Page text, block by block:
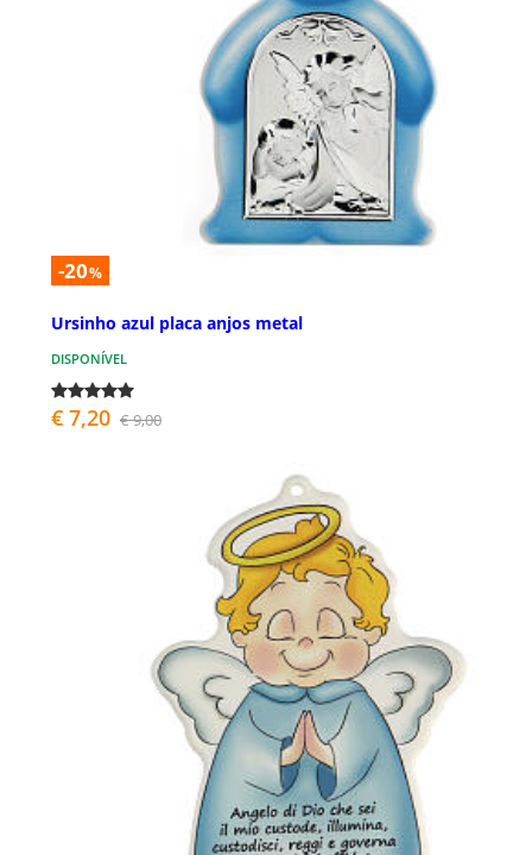
-20%
Ursinho azul placa anjos metal
DISPONÍVEL
€ 7,20 € 9,00